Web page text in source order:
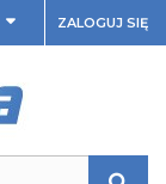
ZALOGUJ SIĘ